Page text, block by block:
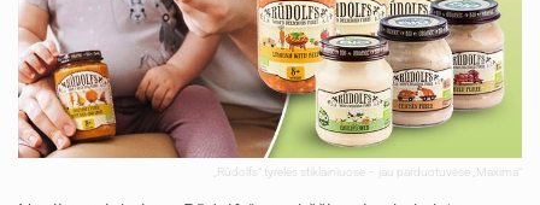
„Rūdolfs“ tyrelės stiklainiuose – jau parduotuvėse „Maxima“